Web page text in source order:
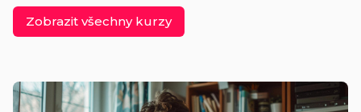
Zobrazit všechny kurzy